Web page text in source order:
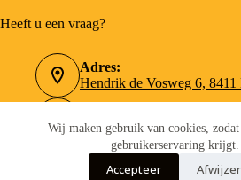
Wij maken gebruik van cookies, zodat
gebruikerservaring krijgt.
Accepteer
Heeft u een vraag?
Adres:
Hendrik de Vosweg 6, 8411
0516-462090
Email:
info@verfboer.nl